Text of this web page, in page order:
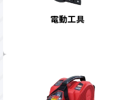
電動工具